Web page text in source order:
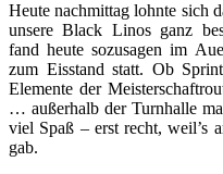
Heute nachmittag lohnte sich
unsere Black Linos ganz
fand heute sozusagen im
zum Eisstand statt. Ob
Elemente der
… außerhalb der Turnhalle
viel Spaß – erst recht, weil’s
gab.